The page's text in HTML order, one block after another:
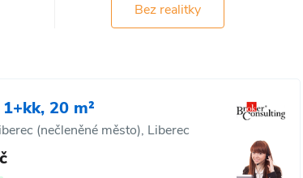
Bez realitky
20 m²
(nečleněné město), Liberec